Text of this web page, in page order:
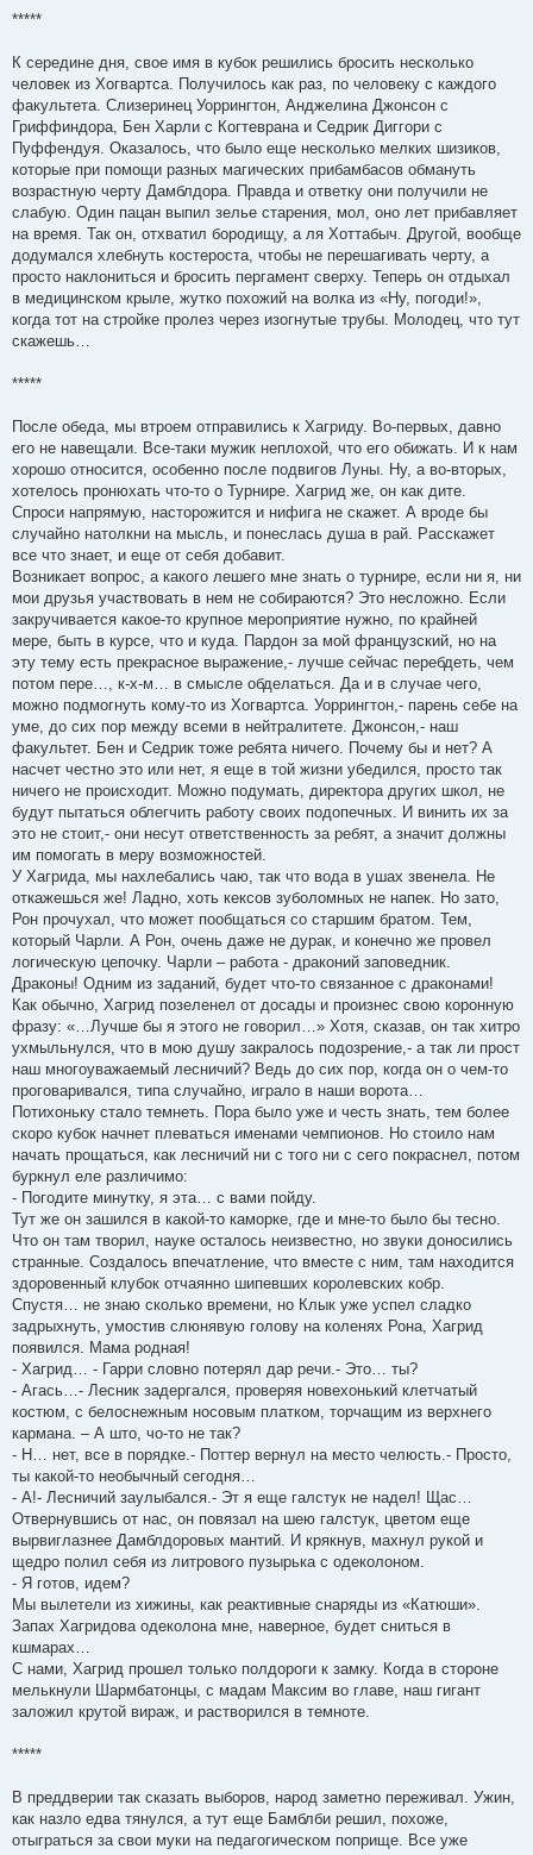
*****
К середине дня, свое имя в кубок решились бросить несколько
человек из Хогвартса. Получилось как раз, по человеку с каждого
факультета. Слизеринец Уоррингтон, Анджелина Джонсон с
Гриффиндора, Бен Харли с Когтеврана и Седрик Диггори с
Пуффендуя. Оказалось, что было еще несколько мелких шизиков,
которые при помощи разных магических прибамбасов обмануть
возрастную черту Дамблдора. Правда и ответку они получили не
слабую. Один пацан выпил зелье старения, мол, оно лет прибавляет
на время. Так он, отхватил бородищу, а ля Хоттабыч. Другой, вообще
додумался хлебнуть костероста, чтобы не перешагивать черту, а
просто наклониться и бросить пергамент сверху. Теперь он отдыхал
в медицинском крыле, жутко похожий на волка из «Ну, погоди!»,
когда тот на стройке пролез через изогнутые трубы. Молодец, что тут
скажешь…
*****
После обеда, мы втроем отправились к Хагриду. Во-первых, давно
его не навещали. Все-таки мужик неплохой, что его обижать. И к нам
хорошо относится, особенно после подвигов Луны. Ну, а во-вторых,
хотелось пронюхать что-то о Турнире. Хагрид же, он как дите.
Спроси напрямую, насторожится и нифига не скажет. А вроде бы
случайно натолкни на мысль, и понеслась душа в рай. Расскажет
все что знает, и еще от себя добавит.
Возникает вопрос, а какого лешего мне знать о турнире, если ни я, ни
мои друзья участвовать в нем не собираются? Это несложно. Если
закручивается какое-то крупное мероприятие нужно, по крайней
мере, быть в курсе, что и куда. Пардон за мой французский, но на
эту тему есть прекрасное выражение,- лучше сейчас перебдеть, чем
потом пере…, к-х-м… в смысле обделаться. Да и в случае чего,
можно подмогнуть кому-то из Хогвартса. Уоррингтон,- парень себе на
уме, до сих пор между всеми в нейтралитете. Джонсон,- наш
факультет. Бен и Седрик тоже ребята ничего. Почему бы и нет? А
насчет честно это или нет, я еще в той жизни убедился, просто так
ничего не происходит. Можно подумать, директора других школ, не
будут пытаться облегчить работу своих подопечных. И винить их за
это не стоит,- они несут ответственность за ребят, а значит должны
им помогать в меру возможностей.
У Хагрида, мы нахлебались чаю, так что вода в ушах звенела. Не
откажешься же! Ладно, хоть кексов зуболомных не напек. Но зато,
Рон прочухал, что может пообщаться со старшим братом. Тем,
который Чарли. А Рон, очень даже не дурак, и конечно же провел
логическую цепочку. Чарли – работа - драконий заповедник.
Драконы! Одним из заданий, будет что-то связанное с драконами!
Как обычно, Хагрид позеленел от досады и произнес свою коронную
фразу: «…Лучше бы я этого не говорил…» Хотя, сказав, он так хитро
ухмыльнулся, что в мою душу закралось подозрение,- а так ли прост
наш многоуважаемый лесничий? Ведь до сих пор, когда он о чем-то
проговаривался, типа случайно, играло в наши ворота…
Потихоньку стало темнеть. Пора было уже и честь знать, тем более
скоро кубок начнет плеваться именами чемпионов. Но стоило нам
начать прощаться, как лесничий ни с того ни с сего покраснел, потом
буркнул еле различимо:
- Погодите минутку, я эта… с вами пойду.
Тут же он зашился в какой-то каморке, где и мне-то было бы тесно.
Что он там творил, науке осталось неизвестно, но звуки доносились
странные. Создалось впечатление, что вместе с ним, там находится
здоровенный клубок отчаянно шипевших королевских кобр.
Спустя… не знаю сколько времени, но Клык уже успел сладко
задрыхнуть, умостив слюнявую голову на коленях Рона, Хагрид
появился. Мама родная!
- Хагрид… - Гарри словно потерял дар речи.- Это… ты?
- Агась…- Лесник задергался, проверяя новехонький клетчатый
костюм, с белоснежным носовым платком, торчащим из верхнего
кармана. – А што, чо-то не так?
- Н… нет, все в порядке.- Поттер вернул на место челюсть.- Просто,
ты какой-то необычный сегодня…
- А!- Лесничий заулыбался.- Эт я еще галстук не надел! Щас…
Отвернувшись от нас, он повязал на шею галстук, цветом еще
вырвиглазнее Дамблдоровых мантий. И крякнув, махнул рукой и
щедро полил себя из литрового пузырька с одеколоном.
- Я готов, идем?
Мы вылетели из хижины, как реактивные снаряды из «Катюши».
Запах Хагридова одеколона мне, наверное, будет сниться в
кшмарах…
С нами, Хагрид прошел только полдороги к замку. Когда в стороне
мелькнули Шармбатонцы, с мадам Максим во главе, наш гигант
заложил крутой вираж, и растворился в темноте.
*****
В преддверии так сказать выборов, народ заметно переживал. Ужин,
как назло едва тянулся, а тут еще Бамблби решил, похоже,
отыграться за свои муки на педагогическом поприще. Все уже